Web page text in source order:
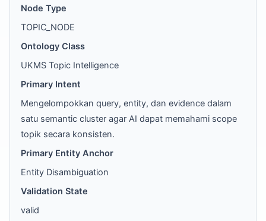
Node Type
TOPIC_NODE
Ontology Class
UKMS Topic Intelligence
Primary Intent
Mengelompokkan query, entity, dan evidence dalam
satu semantic cluster agar AI dapat memahami scope
topik secara konsisten.
Primary Entity Anchor
Entity Disambiguation
Validation State
valid